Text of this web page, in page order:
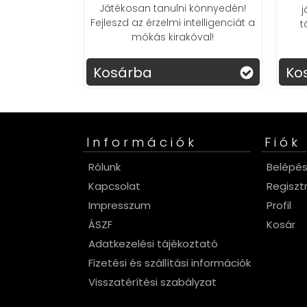
Játékosan tanulni könnyedén!
Fejleszd az érzelmi intelligenciát a
mókás kirakóval!
Kosárba
Információk
Rólunk
Kapcsolat
Impresszum
ÁSZF
Adatkezelési tájékoztató
Fizetési és szállítási információk
Visszatérítési szabályzat
Fiók
Belépés
Profil
Kosár